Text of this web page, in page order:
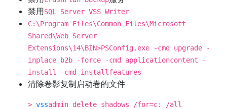
禁用SQL Server VSS Writer
C:\Program Files\Common Files\Microsoft
Shared\Web Server
Extensions\14\BIN>PSConfig.exe -cmd upgrade -
inplace b2b -force -cmd applicationcontent -
install -cmd installfeatures
清除卷影复制启动卷的文件
> vssadmin delete shadows /for=c: /all